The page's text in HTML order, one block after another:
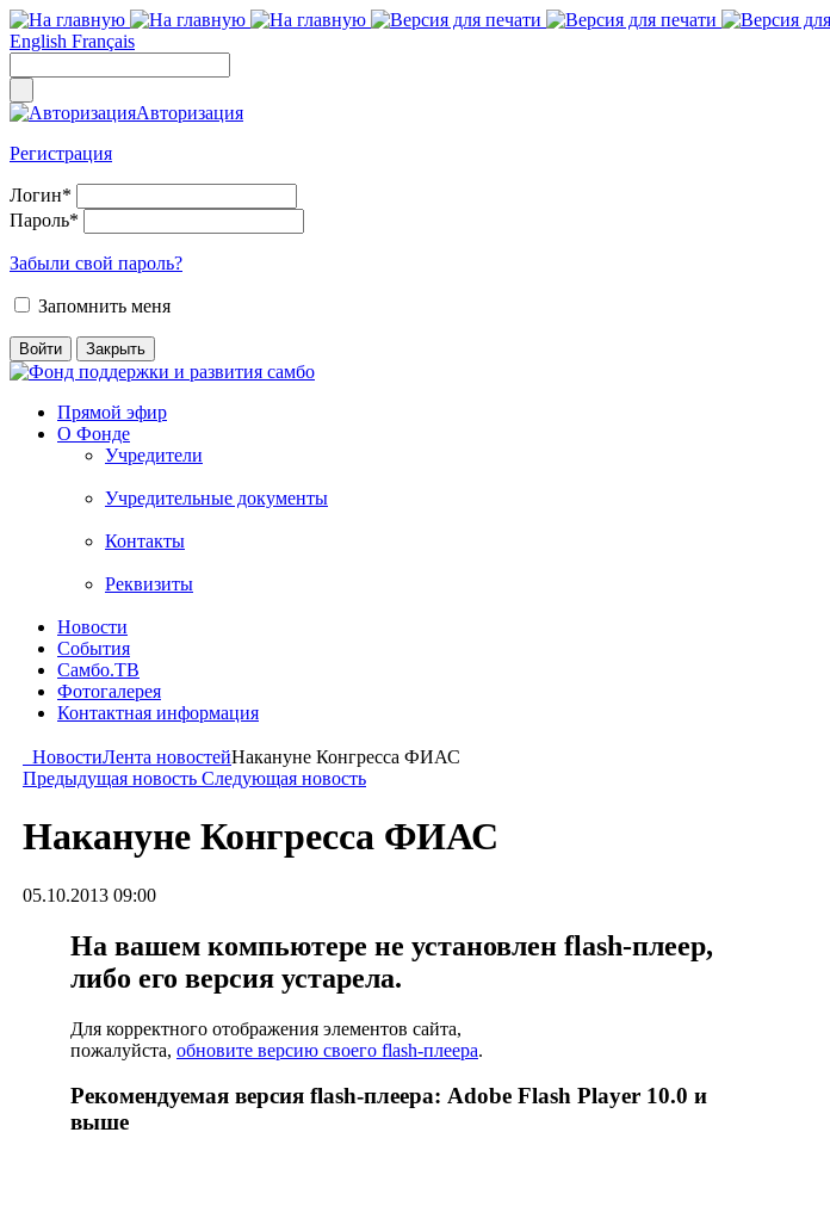
English Français
Авторизация
Регистрация
Логин*
Пароль*
Забыли свой пароль?
Запомнить меня
Прямой эфир
О Фонде
Учредители
Учредительные документы
Контакты
Реквизиты
Новости
События
Самбо.ТВ
Фотогалерея
Контактная информация
НовостиЛента новостейНакануне Конгресса ФИАС
Предыдущая новость Следующая новость
Накануне Конгресса ФИАС
05.10.2013 09:00
На вашем компьютере не установлен flash-плеер,
либо его версия устарела.
Для корректного отображения элементов сайта,
пожалуйста, обновите версию своего flash-плеера.
Рекомендуемая версия flash-плеера: Adobe Flash Player 10.0 и
выше